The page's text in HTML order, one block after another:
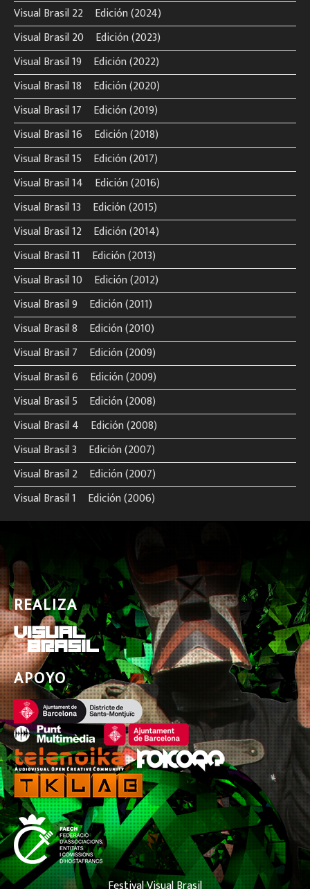
Visual Brasil 22º Edición (2024)
Visual Brasil 20º Edición (2023)
Visual Brasil 19º Edición (2022)
Visual Brasil 18º Edición (2020)
Visual Brasil 17º Edición (2019)
Visual Brasil 16º Edición (2018)
Visual Brasil 15º Edición (2017)
Visual Brasil 14º Edición (2016)
Visual Brasil 13º Edición (2015)
Visual Brasil 12º Edición (2014)
Visual Brasil 11º Edición (2013)
Visual Brasil 10º Edición (2012)
Visual Brasil 9º Edición (2011)
Visual Brasil 8º Edición (2010)
Visual Brasil 7º Edición (2009)
Visual Brasil 6º Edición (2009)
Visual Brasil 5º Edición (2008)
Visual Brasil 4º Edición (2008)
Visual Brasil 3º Edición (2007)
Visual Brasil 2º Edición (2007)
Visual Brasil 1º Edición (2006)
REALIZA
APOYO